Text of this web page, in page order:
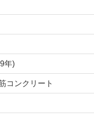
年)
コンクリート